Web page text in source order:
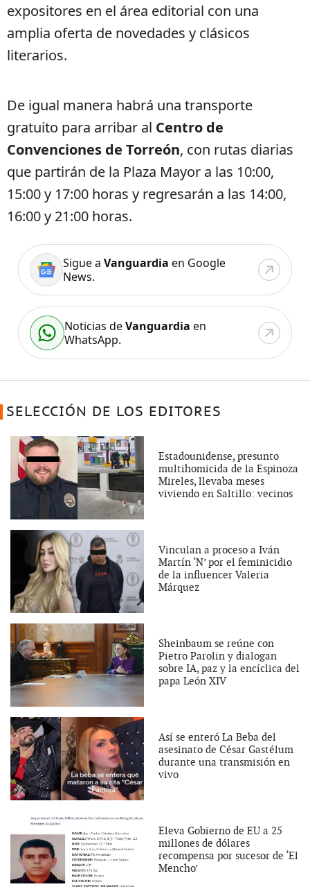
expositores en el área editorial con una
amplia oferta de novedades y clásicos
literarios.
De igual manera habrá una transporte
gratuito para arribar al Centro de
Convenciones de Torreón, con rutas diarias
que partirán de la Plaza Mayor a las 10:00,
15:00 y 17:00 horas y regresarán a las 14:00,
16:00 y 21:00 horas.
Sigue a Vanguardia en Google
News.
Noticias deVanguardia en
WhatsApp.
SELECCIÓN DE LOS EDITORES
Estadounidense, presunto
multihomicida de la Espinoza
Mireles, llevaba meses
viviendo en Saltillo: vecinos
Vinculan a proceso a Iván
Martín ‘N’ por el feminicidio
de la influencer Valeria
Márquez
Sheinbaum se reúne con
Pietro Parolin y dialogan
sobre IA, paz y la encíclica del
papa León XIV
Así se enteró La Beba del
asesinato de César Gastélum
durante una transmisión en
vivo
Eleva Gobierno de EU a 25
millones de dólares
recompensa por sucesor de ‘El
Mencho’